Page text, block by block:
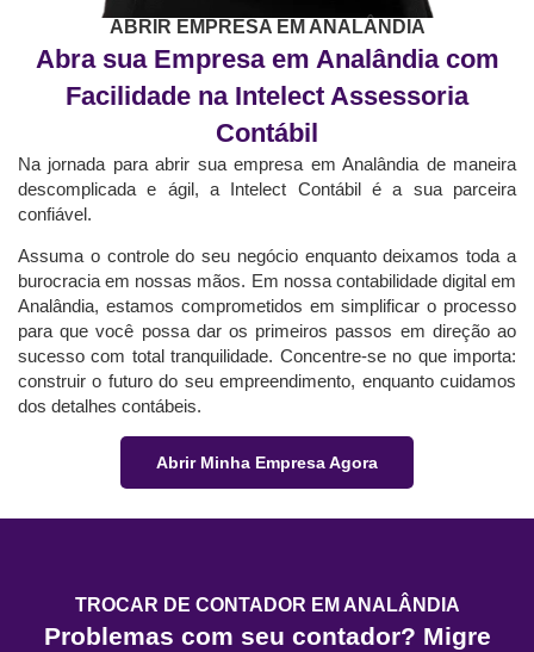
ABRIR EMPRESA EM ANALÂNDIA
Abra sua Empresa em Analândia com
Facilidade na Intelect Assessoria
Contábil
Na jornada para abrir sua empresa em Analândia de maneira
descomplicada e ágil, a Intelect Contábil é a sua parceira
confiável.
Assuma o controle do seu negócio enquanto deixamos toda a
burocracia em nossas mãos. Em nossa contabilidade digital em
Analândia, estamos comprometidos em simplificar o processo
para que você possa dar os primeiros passos em direção ao
sucesso com total tranquilidade. Concentre-se no que importa:
construir o futuro do seu empreendimento, enquanto cuidamos
dos detalhes contábeis.
Abrir Minha Empresa Agora
TROCAR DE CONTADOR EM ANALÂNDIA
Problemas com seu contador? Migre